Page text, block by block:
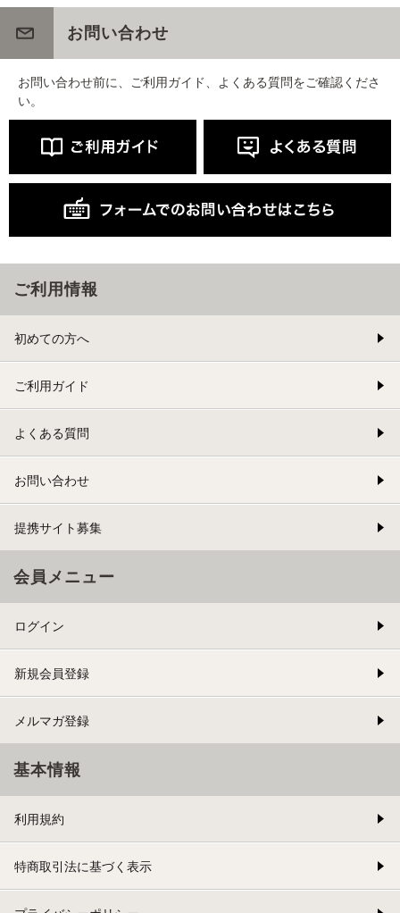
お問い合わせ
お問い合わせ前に、ご利用ガイド、よくある質問をご確認くださ
い。
ご利用情報
初めての方へ
ご利用ガイド
よくある質問
お問い合わせ
提携サイト募集
会員メニュー
ログイン
新規会員登録
メルマガ登録
基本情報
利用規約
特商取引法に基づく表示